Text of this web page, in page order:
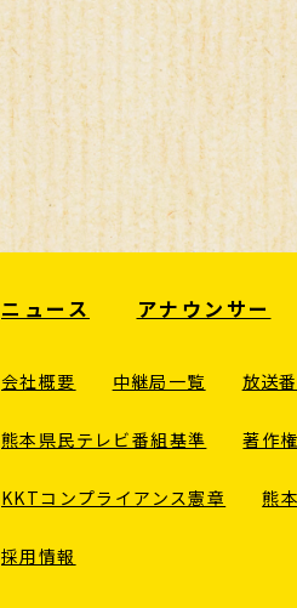
ニュース アナウンサー
会社概要 中継局一覧 放送
熊本県民テレビ番組基準 著作権
KKTコンプライアンス憲章 熊
採用情報